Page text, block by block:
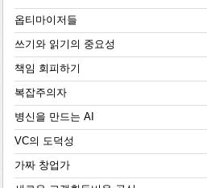
옵티마이저들
쓰기와 읽기의 중요성
책임 회피하기
복잡주의자
병신을 만드는 AI
VC의 도덕성
가짜 창업가